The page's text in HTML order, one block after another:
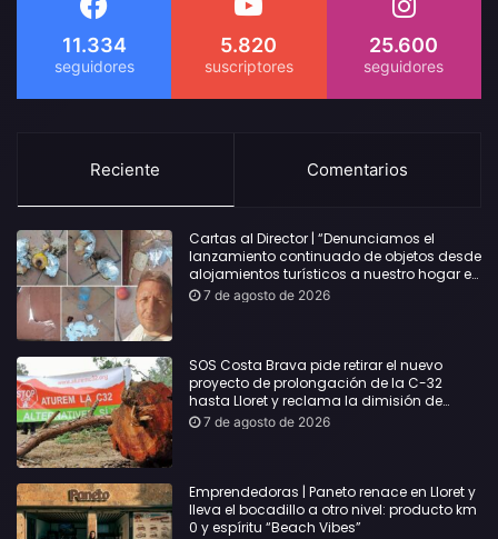
11.334 5.820 25.600
Reciente Comentarios
Cartas al Director | “Denunciamos el
lanzamiento continuado de objetos desde
alojamientos turísticos a nuestro hogar en
Lloret: Podría haber causado una
7 de agosto de 2026
SOS Costa Brava pide retirar el nuevo
proyecto de prolongación de la C-32
hasta Lloret y reclama la dimisión de
Sílvia Paneque
7 de agosto de 2026
Emprendedoras | Paneto renace en Lloret y
lleva el bocadillo a otro nivel: producto km
0 y espíritu “Beach Vibes”